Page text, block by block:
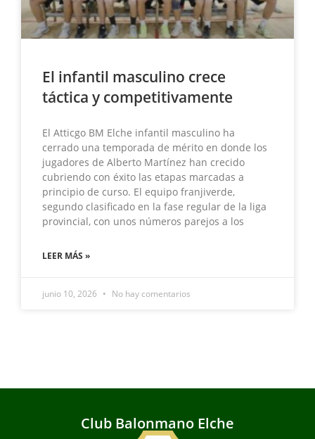
El infantil masculino crece
táctica y competitivamente
El Atticgo BM Elche infantil masculino ha
cerrado una temporada de mérito en donde los
jugadores de Alberto Martínez han crecido
cubriendo con éxito las etapas marcadas a
principio de curso. El equipo franjiverde,
segundo clasificado en la fase regular de la liga
provincial, con unos números parejos a los
LEER MÁS »
junio 10, 2026 No hay comentarios
Club Balonmano Elche